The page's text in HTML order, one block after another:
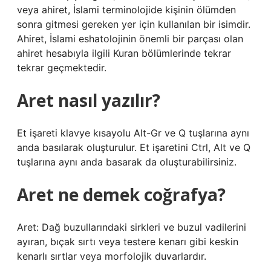
veya ahiret, İslami terminolojide kişinin ölümden
sonra gitmesi gereken yer için kullanılan bir isimdir.
Ahiret, İslami eshatolojinin önemli bir parçası olan
ahiret hesabıyla ilgili Kuran bölümlerinde tekrar
tekrar geçmektedir.
Aret nasıl yazılır?
Et işareti klavye kısayolu Alt-Gr ve Q tuşlarına aynı
anda basılarak oluşturulur. Et işaretini Ctrl, Alt ve Q
tuşlarına aynı anda basarak da oluşturabilirsiniz.
Aret ne demek coğrafya?
Aret: Dağ buzullarındaki sirkleri ve buzul vadilerini
ayıran, bıçak sırtı veya testere kenarı gibi keskin
kenarlı sırtlar veya morfolojik duvarlardır.